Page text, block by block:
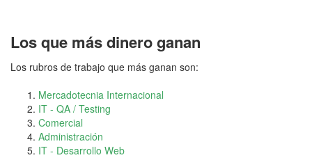
Los que más dinero ganan
Los rubros de trabajo que más ganan son:
Mercadotecnia Internacional
IT - QA / Testing
Comercial
Administración
IT - Desarrollo Web